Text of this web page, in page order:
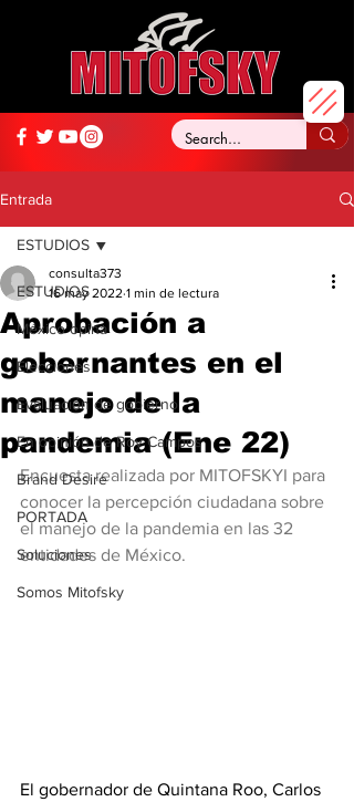
Entrada
ESTUDIOS
México opina
Elecciones
Evaluación de gobierno
En opinión de Roy Campos
Brand Desire
PORTADA
Soluciones
Somos Mitofsky
ESTUDIOS
Aprobación a
gobernantes en el
manejo de la
pandemia (Ene 22)
consulta373
16 may 2022 1 min de lectura
Encuesta realizada por MITOFSKYI para
conocer la percepción ciudadana sobre
el manejo de la pandemia en las 32
entidades de México.
El gobernador de Quintana Roo, Carlos